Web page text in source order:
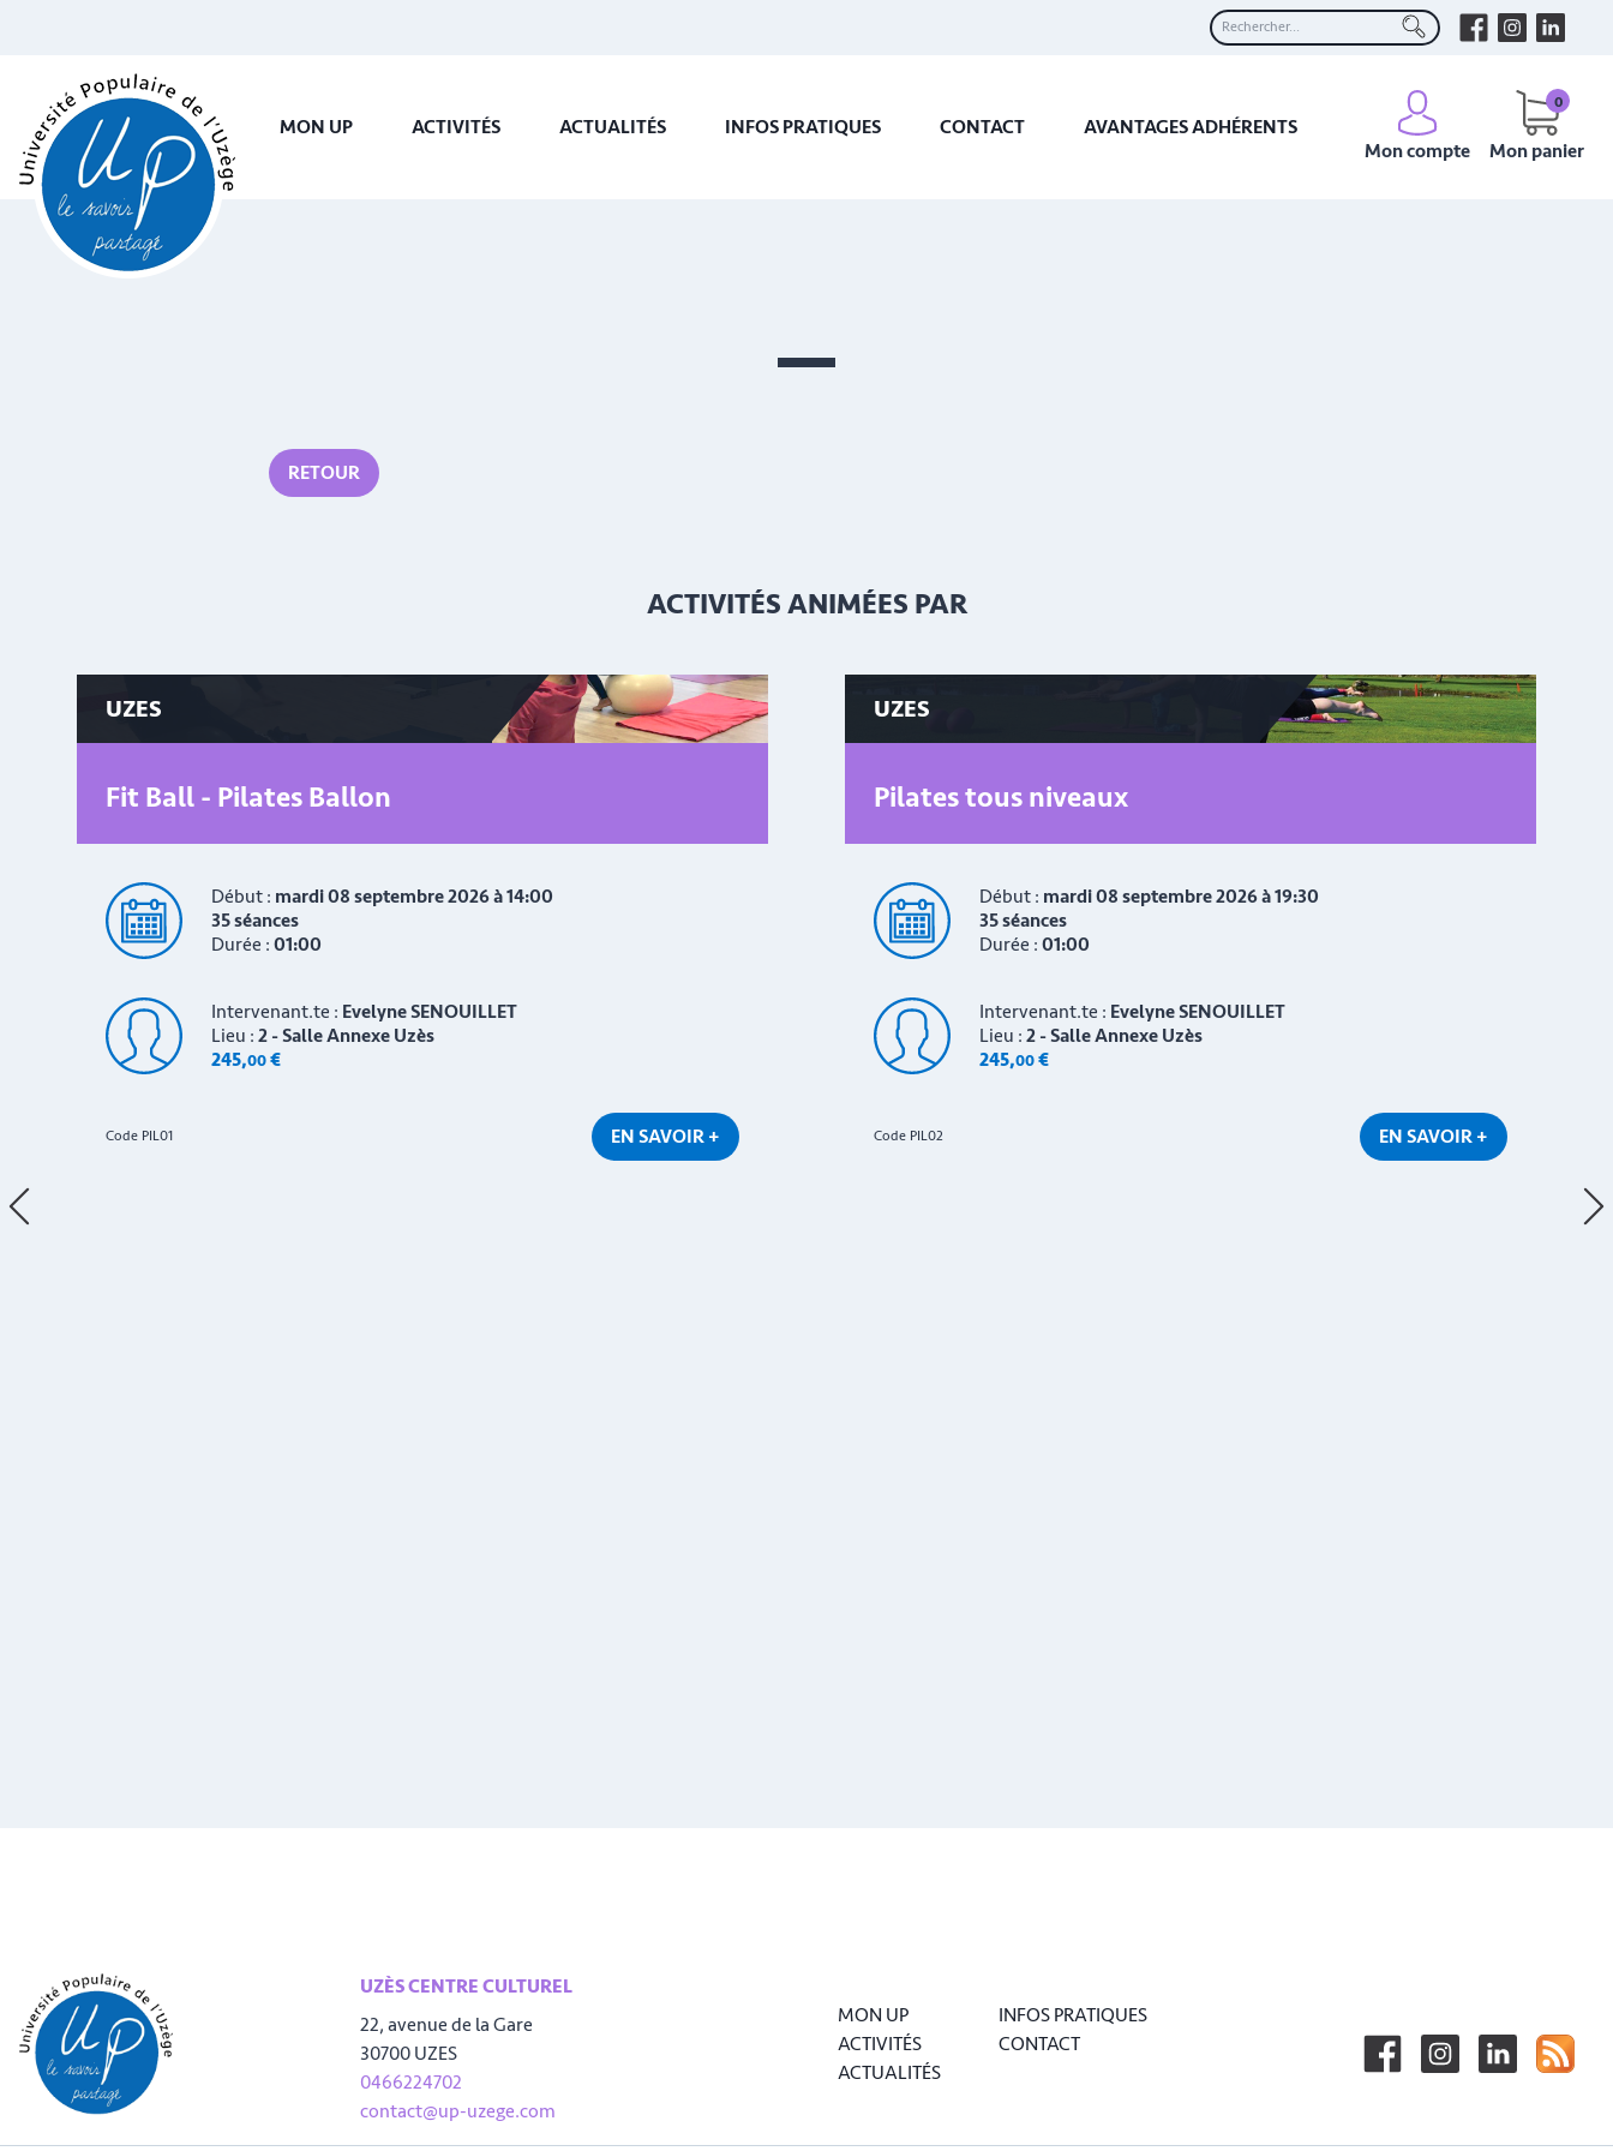
MON UP ACTIVITÉS ACTUALITÉS INFOS PRATIQUES CONTACT
AVANTAGES ADHÉRENTS
Mon compte
Mon panier
0
RETOUR
ACTIVITÉS ANIMÉES PAR
UZES
Fit Ball - Pilates Ballon
Début : mardi 08 septembre 2026 à 14:00
35 séances
Durée : 01:00
Intervenant.te : Evelyne SENOUILLET
Lieu : 2 - Salle Annexe Uzès
245,00€
Code PIL01 EN SAVOIR +
UZES
Pilates tous niveaux
Début : mardi 08 septembre 2026 à 19:30
35 séances
Durée : 01:00
Intervenant.te : Evelyne SENOUILLET
Lieu : 2 - Salle Annexe Uzès
245,00€
Code PIL02 EN SAVOIR +
UZÈS CENTRE CULTUREL
22, avenue de la Gare
30700 UZES
0466224702
contact@up-uzege.com
MON UP
ACTIVITÉS
ACTUALITÉS
INFOS PRATIQUES
CONTACT